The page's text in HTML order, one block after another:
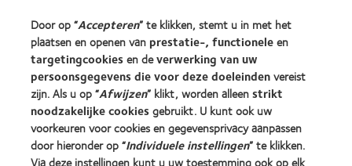
Over CooperVision
Vacatures bij CooperVision
Nieuwscentrum
Contact
Door op “Accepteren” te klikken, stemt u in met het
plaatsen en openen van prestatie-, functioneleen
targetingcookiesen deverwerking van uw
persoonsgegevens die voor deze doeleindenvereist
zijn. Als u op “Afwijzen” klikt, worden alleenstrikt
noodzakelijke cookiesgebruikt. U kunt ook uw
voorkeuren voor cookies en gegevensprivacy aanpassen
door hieronder op “Individuele instellingen” te klikken.
Via deze instellingen kunt u uw toestemming ook op elk